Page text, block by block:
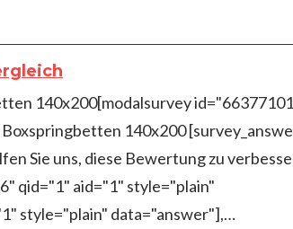
140x200[modalsurvey
140x200
Sie uns, diese Bewertung zu
qid="1" aid="1" style="plain"
style="plain" data="answer"],…